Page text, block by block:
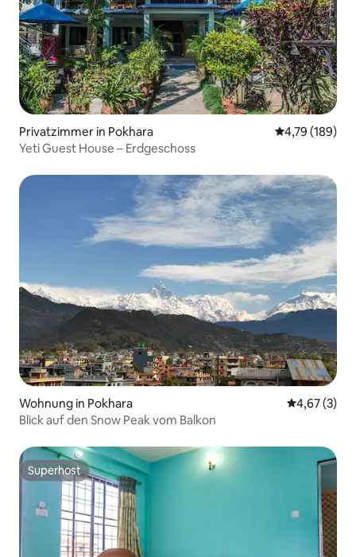
Privatzimmer in Pokhara
4,79 (189)
Yeti Guest House – Erdgeschoss
Wohnung in Pokhara
4,67 (3)
Blick auf den Snow Peak vom Balkon
Superhost
Superhost